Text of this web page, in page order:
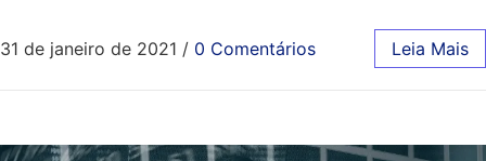
31 de janeiro de 2021 / 0 Comentários Leia Mais